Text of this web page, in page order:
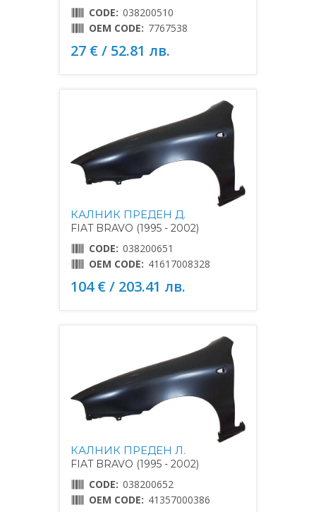
CODE: 038200510
OEM CODE: 7767538
27 € / 52.81 лв.
КАЛНИК ПРЕДЕН Д.
FIAT BRAVO (1995 - 2002)
CODE: 038200651
OEM CODE: 41617008328
104 € / 203.41 лв.
КАЛНИК ПРЕДЕН Л.
FIAT BRAVO (1995 - 2002)
CODE: 038200652
OEM CODE: 41357000386